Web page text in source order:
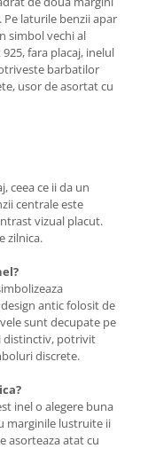
laturile benzii apar
simbol vechi al
fara placaj, inelul
barbatilor
usor de asortat cu
ceea ce ii da un
centrale este
vizual placut.
zilnica.
antic folosit de
sunt decupate pe
distinctiv, potrivit
discrete.
inel o alegere buna
marginile lustruite ii
asorteaza atat cu